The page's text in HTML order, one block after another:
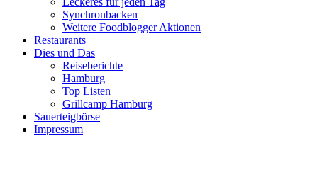
Synchronbacken
Weitere Foodblogger Aktionen
Restaurants
Dies und Das
Reiseberichte
Hamburg
Top Listen
Grillcamp Hamburg
Sauerteigbörse
Impressum